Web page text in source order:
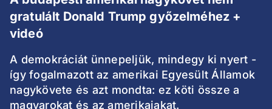
gratulált Donald Trump győzelméhez +
videó
A demokráciát ünnepeljük, mindegy ki nyert -
így fogalmazott az amerikai Egyesült Államok
nagykövete és azt mondta: ez köti össze a
magyarokat és az amerikaiakat.